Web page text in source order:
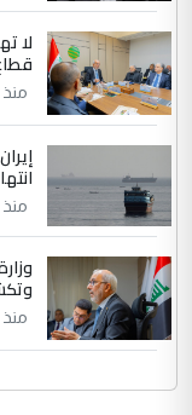
لا
منذ 2 ساعة
منذ 2 ساعة
منذ 2 ساعة